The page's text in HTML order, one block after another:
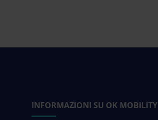
INFORMAZIONI SU OK MOBILITY